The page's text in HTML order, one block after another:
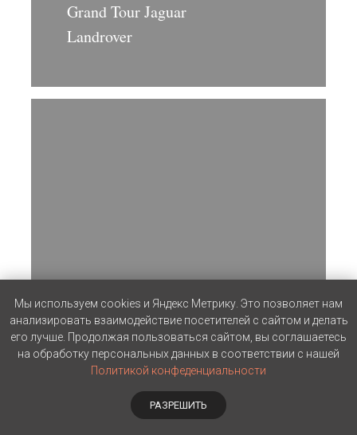
Grand Tour Jaguar
Landrover
Клиентское мероприятие Road
Show Jaguar Landrover
Мы используем cookies и Яндекс Метрику. Это позволяет нам
анализировать взаимодействие посетителей с сайтом и делать
его лучше. Продолжая пользоваться сайтом, вы соглашаетесь
на обработку персональных данных в соответствии с нашей
Политикой конфеденциальности
РАЗРЕШИТЬ